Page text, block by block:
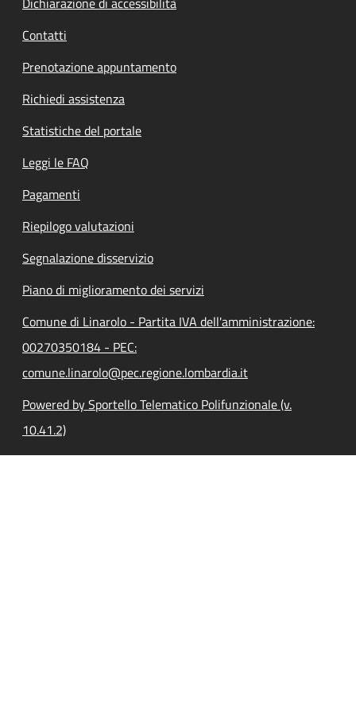
Contatti
Prenotazione appuntamento
Richiedi assistenza
Statistiche del portale
Leggi le FAQ
Pagamenti
Riepilogo valutazioni
Segnalazione disservizio
Piano di miglioramento dei servizi
Comune di Linarolo - Partita IVA dell'amministrazione:
00270350184 - PEC:
comune.linarolo@pec.regione.lombardia.it
Powered by Sportello Telematico Polifunzionale (v.
10.41.2)